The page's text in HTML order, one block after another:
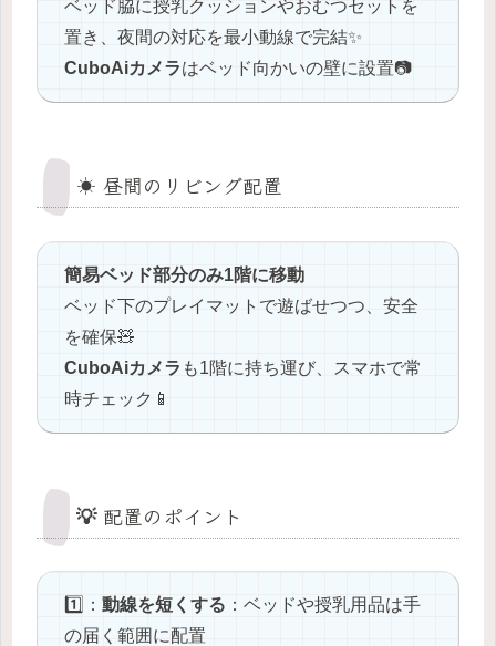
ベッド脇に授乳クッションやおむつセットを
置き、夜間の対応を最小動線で完結✨
CuboAiカメラはベッド向かいの壁に設置📷
☀️ 昼間のリビング配置
簡易ベッド部分のみ1階に移動
ベッド下のプレイマットで遊ばせつつ、安全
を確保🧸
CuboAiカメラ も1階に持ち運び、スマホで常
時チェック📱
💡 配置のポイント
1️⃣： 動線を短くする ：ベッドや授乳用品は手
の届く範囲に配置